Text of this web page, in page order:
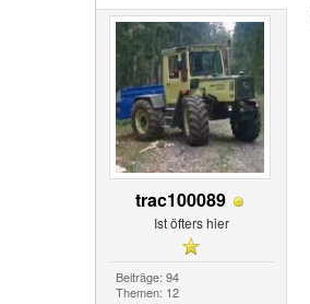
trac100089
Ist öfters hier
Beiträge: 94
Themen: 12